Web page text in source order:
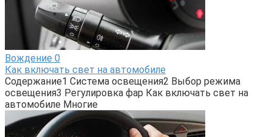
Вождение 0
Как включать свет на автомобиле
Содержание1 Система освещения2 Выбор режима
освещения3 Регулировка фар Как включать свет на
автомобиле Многие